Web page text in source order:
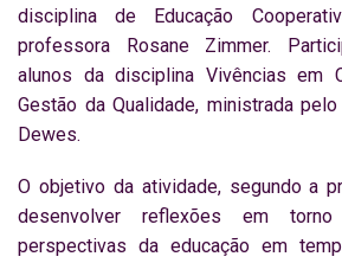
disciplina de Educação
professora Rosane Zimmer.
alunos da disciplina Vivências em
Gestão da Qualidade, ministrada
Dewes.
O objetivo da atividade, segundo a
desenvolver reflexões em
perspectivas da educação em